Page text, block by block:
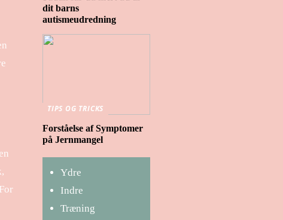
dit barns
autismeudredning
TIPS OG TRICKS
Forståelse af Symptomer
på Jernmangel
Ydre
Indre
Træning